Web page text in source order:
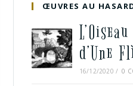
ŒUVRES AU
d’Une
16/12/2020 / 0